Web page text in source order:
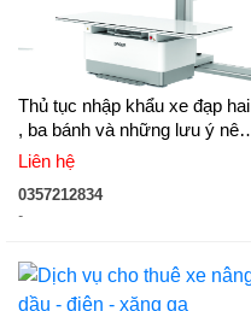
Thủ tục nhập khẩu xe đạp hai
, ba bánh và những lưu ý nên
biết
Liên hệ
0357212834
-